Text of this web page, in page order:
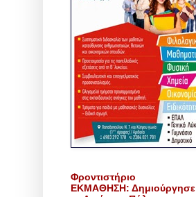
Φροντιστήριο
ΕΚΜΑΘΗΣΗ: Δημιούργησε